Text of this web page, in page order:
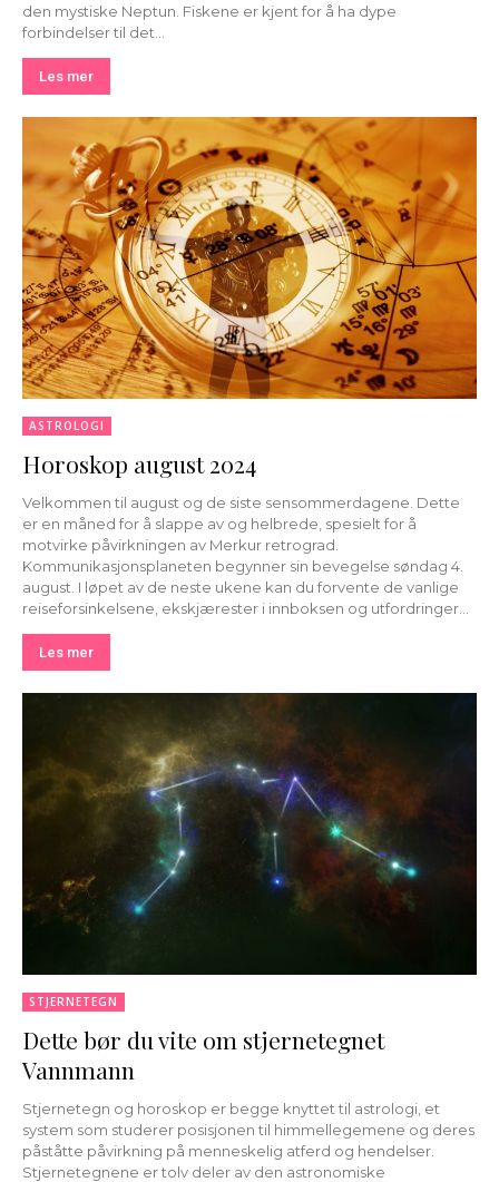
den mystiske Neptun. Fiskene er kjent for å ha dype
forbindelser til det...
Les mer
ASTROLOGI
Horoskop august 2024
Velkommen til august og de siste sensommerdagene. Dette
er en måned for å slappe av og helbrede, spesielt for å
motvirke påvirkningen av Merkur retrograd.
Kommunikasjonsplaneten begynner sin bevegelse søndag 4.
august. I løpet av de neste ukene kan du forvente de vanlige
reiseforsinkelsene, ekskjærester i innboksen og utfordringer...
Les mer
STJERNETEGN
Dette bør du vite om stjernetegnet
Vannmann
Stjernetegn og horoskop er begge knyttet til astrologi, et
system som studerer posisjonen til himmellegemene og deres
påståtte påvirkning på menneskelig atferd og hendelser.
Stjernetegnene er tolv deler av den astronomiske